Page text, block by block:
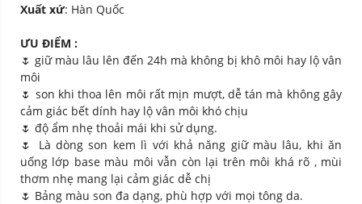
Xuất xứ: Hàn Quốc
ƯU ĐIỂM :
🌷 giữ màu lâu lên đến 24h mà không bị khô môi hay lộ vân
môi
🌷 son khi thoa lên môi rất mịn mượt, dễ tán mà không gây
cảm giác bết dính hay lộ vân môi khó chịu
🌷 độ ẩm nhẹ thoải mái khi sử dụng.
🌷 Là dòng son kem lì với khả năng giữ màu lâu, khi ăn
uống lớp base màu môi vẫn còn lại trên môi khá rõ , mùi
thơm nhẹ mang lại cảm giác dễ chị
🌷 Bảng màu son đa dạng, phù hợp với mọi tông da.